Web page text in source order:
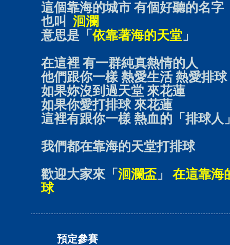
這個靠海的城市 有個好聽的名字
也叫 洄瀾
意思是「依靠著海的天堂 」
在這裡 有一群純真熱情的人
他們跟你一樣 熱愛生活 熱愛排球
如果妳沒到過天堂 來花蓮
如果你愛打排球 來花蓮
這裡有跟你一樣 熱血的「排球人
我們都在靠海的天堂打排球
歡迎大家來 「 洄瀾盃 」
在這靠海
球
預定參賽